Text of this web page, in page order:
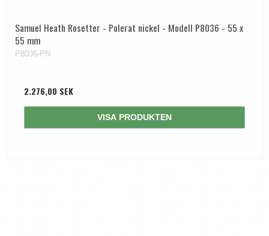
Samuel Heath Rosetter - Polerat nickel - Modell P8036 - 55 x
55 mm
P8036-PN
2.276,00 SEK
VISA PRODUKTEN